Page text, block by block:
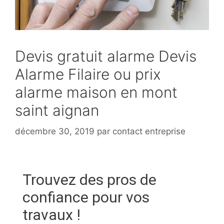
Devis gratuit alarme Devis
Alarme Filaire ou prix
alarme maison en mont
saint aignan
décembre 30, 2019 par contact entreprise
Trouvez des pros de
confiance pour vos
travaux !